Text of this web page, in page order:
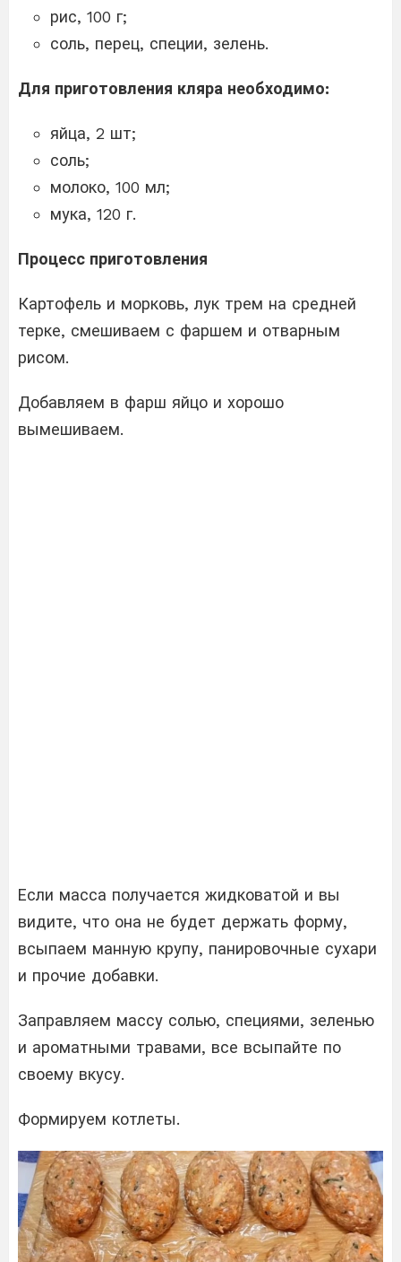
рис, 100 г;
соль, перец, специи, зелень.
Для приготовления кляра необходимо:
яйца, 2 шт;
соль;
молоко, 100 мл;
мука, 120 г.
Процесс приготовления
Картофель и морковь, лук трем на средней
терке, смешиваем с фаршем и отварным
рисом.
Добавляем в фарш яйцо и хорошо
вымешиваем.
Если масса получается жидковатой и вы
видите, что она не будет держать форму,
всыпаем манную крупу, панировочные сухари
и прочие добавки.
Заправляем массу солью, специями, зеленью
и ароматными травами, все всыпайте по
своему вкусу.
Формируем котлеты.